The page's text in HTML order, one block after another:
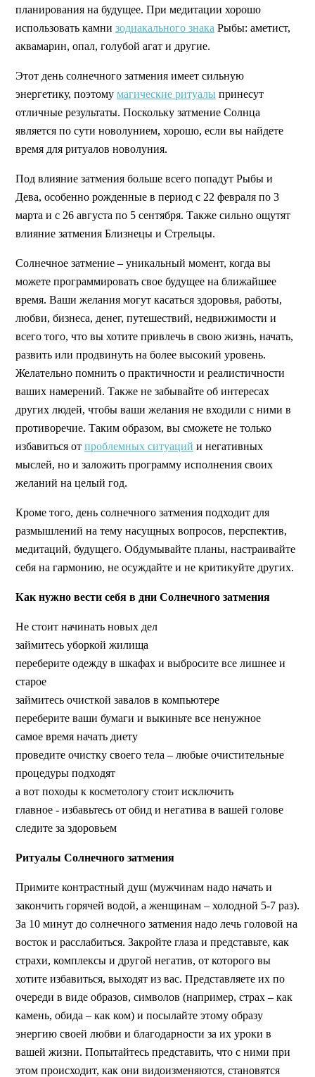
планирования на будущее. При медитации хорошо
использовать камни зодиакального знака Рыбы: аметист,
аквамарин, опал, голубой агат и другие.
Этот день солнечного затмения имеет сильную
энергетику, поэтому магические ритуалы принесут
отличные результаты. Поскольку затмение Солнца
является по сути новолунием, хорошо, если вы найдете
время для ритуалов новолуния.
Под влияние затмения больше всего попадут Рыбы и
Дева, особенно рожденные в период с 22 февраля по 3
марта и с 26 августа по 5 сентября. Также сильно ощутят
влияние затмения Близнецы и Стрельцы.
Солнечное затмение – уникальный момент, когда вы
можете программировать свое будущее на ближайшее
время. Ваши желания могут касаться здоровья, работы,
любви, бизнеса, денег, путешествий, недвижимости и
всего того, что вы хотите привлечь в свою жизнь, начать,
развить или продвинуть на более высокий уровень.
Желательно помнить о практичности и реалистичности
ваших намерений. Также не забывайте об интересах
других людей, чтобы ваши желания не входили с ними в
противоречие. Таким образом, вы сможете не только
избавиться от проблемных ситуаций и негативных
мыслей, но и заложить программу исполнения своих
желаний на целый год.
Кроме того, день солнечного затмения подходит для
размышлений на тему насущных вопросов, перспектив,
медитаций, будущего. Обдумывайте планы, настраивайте
себя на гармонию, не осуждайте и не критикуйте других.
Как нужно вести себя в дни Солнечного затмения
Не стоит начинать новых дел
займитесь уборкой жилища
переберите одежду в шкафах и выбросите все лишнее и
старое
займитесь очисткой завалов в компьютере
переберите ваши бумаги и выкиньте все ненужное
самое время начать диету
проведите очистку своего тела – любые очистительные
процедуры подходят
а вот походы к косметологу стоит исключить
главное - избавьтесь от обид и негатива в вашей голове
следите за здоровьем
Ритуалы Солнечного затмения
Примите контрастный душ (мужчинам надо начать и
закончить горячей водой, а женщинам – холодной 5-7 раз).
За 10 минут до солнечного затмения надо лечь головой на
восток и расслабиться. Закройте глаза и представьте, как
страхи, комплексы и другой негатив, от которого вы
хотите избавиться, выходят из вас. Представляете их по
очереди в виде образов, символов (например, страх – как
камень, обида – как ком) и посылайте этому образу
энергию своей любви и благодарности за их уроки в
вашей жизни. Попытайтесь представить, что с ними при
этом происходит, как они видоизменяются, становятся